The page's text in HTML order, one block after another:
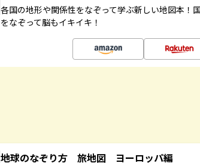
各国の地形や関係性をなぞって学ぶ新しい地図本！
をなぞって脳もイキイキ！
地球のなぞり方 旅地図 ヨーロッパ編